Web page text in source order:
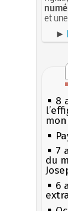
et
►
8
7
du
6